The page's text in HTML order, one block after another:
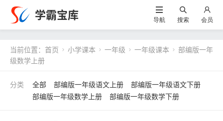
学霸宝库 导航 搜索 会员
当前位置： 首页  小学课本  一年级  一年级课本  部编版一年
级数学上册
全部 部编版一年级语文上册
部编版一年级语文下册
部编版一年级数学上册
部编版一年级数学下册